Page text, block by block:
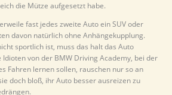
die Mütze aufgesetzt habe.
fast jedes zweite Auto ein SUV oder
davon natürlich ohne Anhängekupplung.
sportlich ist, muss das halt das Auto
von der BMW Driving Academy, bei der
Fahren lernen sollen, rauschen nur so an
doch bloß, ihr Auto besser ausreizen zu